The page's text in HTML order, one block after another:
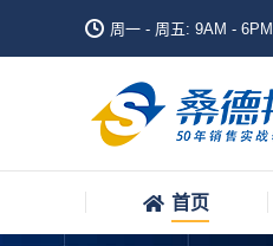
周一 - 周五: 9AM - 6PM
首页
首页